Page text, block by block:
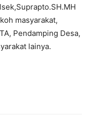
masyarakat,
Pendamping Desa,
lainya.